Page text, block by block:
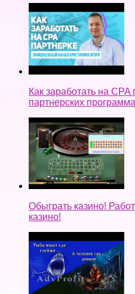
Как заработать на
партнерских
Обыграть казино!
казино!